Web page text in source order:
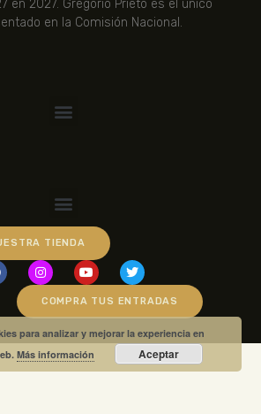
en 2027. Gregorio Prieto es el único
en la Comisión Nacional.
TIENDA
COMPRA TUS ENTRADAS
para analizar y mejorar la experiencia en
Más información Aceptar